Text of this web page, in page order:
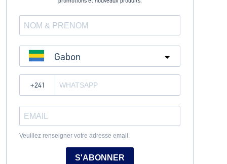
Gabon
Veuillez renseigner votre adresse email.
S'ABONNER